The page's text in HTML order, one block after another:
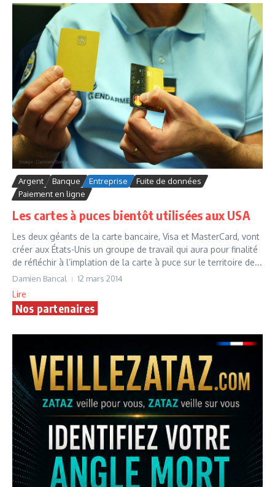
Argent Banque Entreprise
Fuite de données
Paiement en ligne
Les cartes à puces bientôt utilisées aux USA
Les deux géants de la carte bancaire, Visa et MasterCard, vont
créer aux États-Unis un groupe de travail qui aura pour finalité
de réfléchir à l’implation de la carte à puce sur le territoire de...
Damien Bancal 12 mars 2014
Lire
Nos partenaires